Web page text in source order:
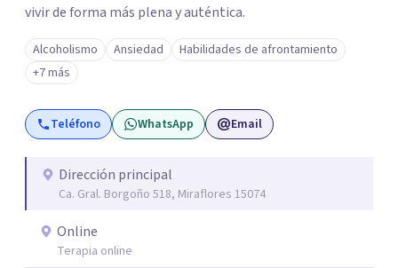
vivir de forma más plena y auténtica.
Alcoholismo Ansiedad
Habilidades de afrontamiento
+7 más
Teléfono WhatsApp Email
Dirección principal
Ca. Gral. Borgoño 518, Miraflores 15074
Online
Terapia online